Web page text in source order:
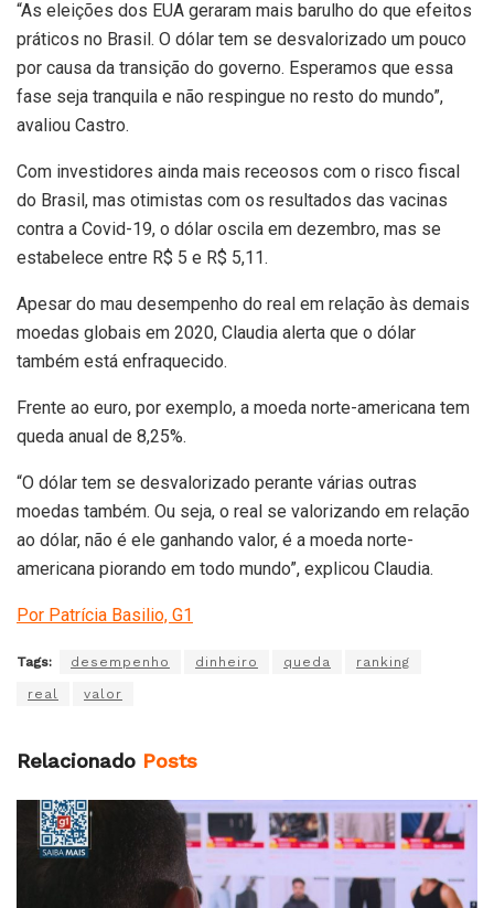
“As eleições dos EUA geraram mais barulho do que efeitos
práticos no Brasil. O dólar tem se desvalorizado um pouco
por causa da transição do governo. Esperamos que essa
fase seja tranquila e não respingue no resto do mundo”,
avaliou Castro.
Com investidores ainda mais receosos com o risco fiscal
do Brasil, mas otimistas com os resultados das vacinas
contra a Covid-19, o dólar oscila em dezembro, mas se
estabelece entre R$ 5 e R$ 5,11.
Apesar do mau desempenho do real em relação às demais
moedas globais em 2020, Claudia alerta que o dólar
também está enfraquecido.
Frente ao euro, por exemplo, a moeda norte-americana tem
queda anual de 8,25%.
“O dólar tem se desvalorizado perante várias outras
moedas também. Ou seja, o real se valorizando em relação
ao dólar, não é ele ganhando valor, é a moeda norte-
americana piorando em todo mundo”, explicou Claudia.
Por Patrícia Basilio, G1
Tags: desempenho dinheiro queda ranking
real valor
Relacionado Posts